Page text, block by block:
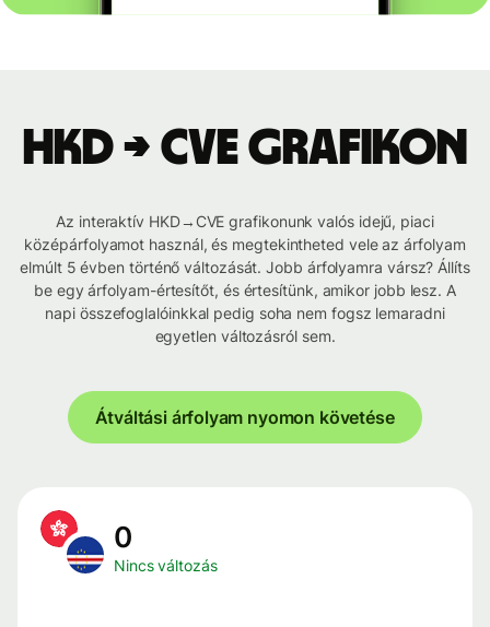
HKD → CVE grafikon
Az interaktív HKD→CVE grafikonunk valós idejű, piaci
középárfolyamot használ, és megtekintheted vele az árfolyam
elmúlt 5 évben történő változását. Jobb árfolyamra vársz? Állíts
be egy árfolyam-értesítőt, és értesítünk, amikor jobb lesz. A
napi összefoglalóinkkal pedig soha nem fogsz lemaradni
egyetlen változásról sem.
Átváltási árfolyam nyomon követése
0
Nincs változás